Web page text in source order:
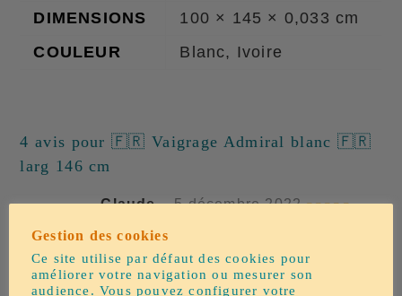
DIMENSIONS
100 × 145 × 0,033 cm
COULEUR
Blanc, Ivoire
4 avis pour🇫🇷 Vaigrage Admiral blanc 🇫🇷
larg 146 cm
5
Claude– 5 décembre 2022
M. Hafner n’est pas qu’un
commerçant qui vend sa marchandise
! Je l’ai appelé un dimanche matin (je
Gestion des cookies
Ce site utilise par défaut des cookies pour
améliorer votre navigation ou mesurer son
audience. Vous pouvez configurer votre